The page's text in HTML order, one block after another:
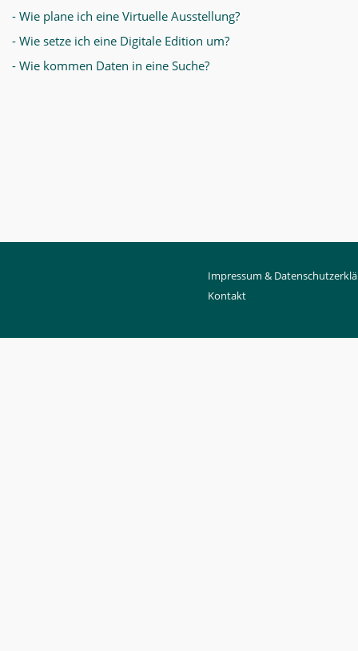
- Wie plane ich eine Virtuelle Ausstellung?
- Wie setze ich eine Digitale Edition um?
- Wie kommen Daten in eine Suche?
Impressum &
Kontakt